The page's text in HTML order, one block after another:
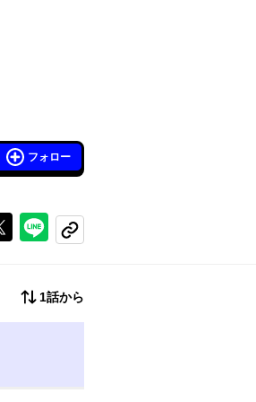
フォロー
Xで投稿するラインでシェアする
コピーする
1話から